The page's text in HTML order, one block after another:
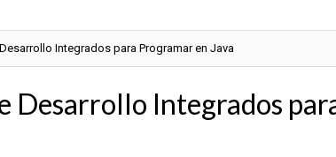
Integrados para Programar en Java
Desarrollo Integrados